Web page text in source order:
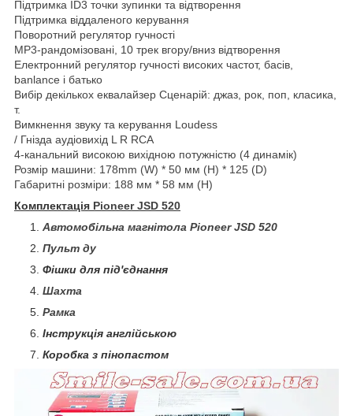
Підтримка ID3 точки зупинки та відтворення
Підтримка віддаленого керування
Поворотний регулятор гучності
MP3-рандомізовані, 10 трек вгору/вниз відтворення
Електронний регулятор гучності високих частот, басів,
banlance і батько
Вибір декількох еквалайзер Сценарій: джаз, рок, поп, класика,
т.
Вимкнення звуку та керування Loudess
/ Гнізда аудіовихід L R RCA
4-канальний високою вихідною потужністю (4 динамік)
Розмір машини: 178mm (W) * 50 мм (H) * 125 (D)
Габаритні розміри: 188 мм * 58 мм (H)
Комплектація Pioneer JSD 520
Автомобільна магнітола Pioneer JSD 520
Пульт ду
Фішки для під'єднання
Шахта
Рамка
Інструкція англійською
Коробка з пінопастом